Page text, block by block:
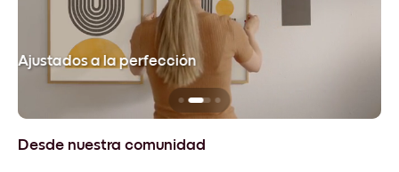
Ajustados a la perfección
Desde nuestra comunidad